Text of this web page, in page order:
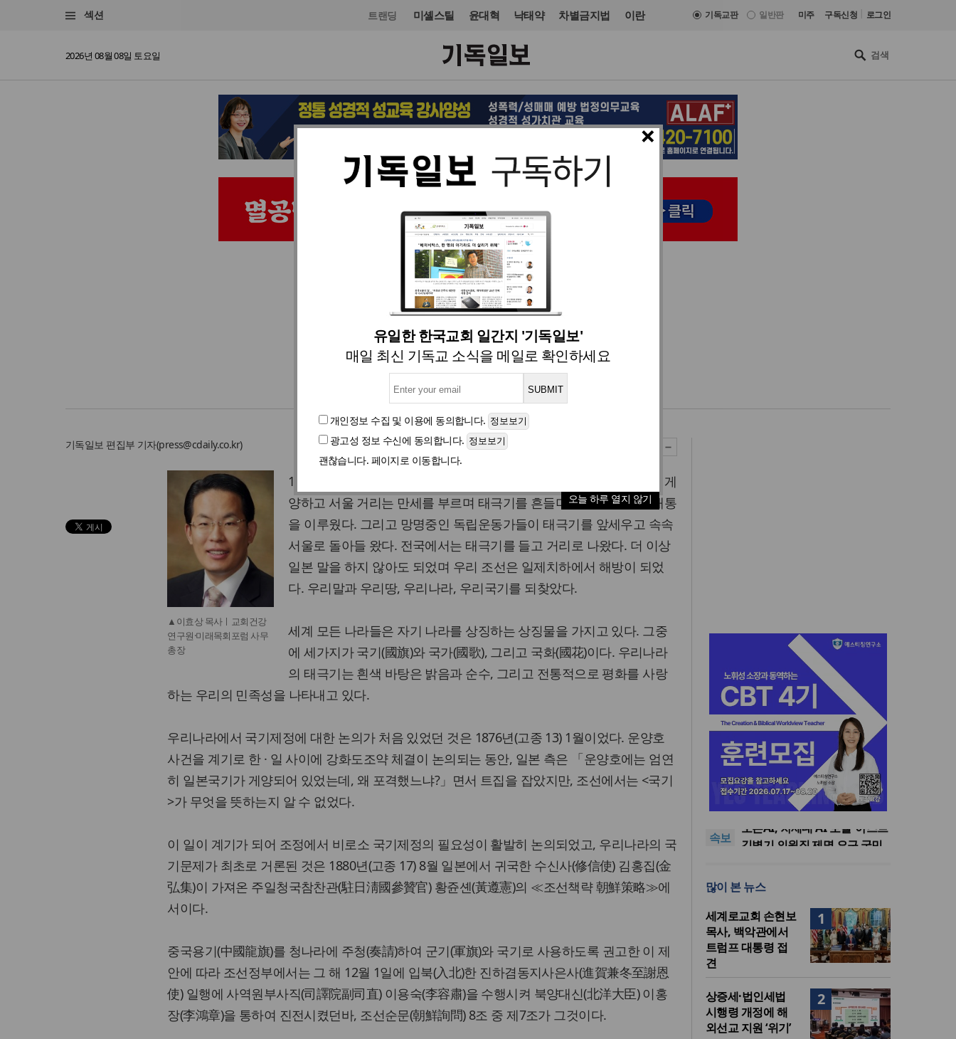
섹션 트랜딩 미셸스틸 윤대혁 낙태약 차별금지법 이란 기독교판 일반판 미주 구독신청 로그인
2026년 08월 08일 토요일
×
유일한 한국교회 일간지 '기독일보'
매일 최신 기독교 소식을 메일로 확인하세요
개인정보 수집 및 이용에 동의합니다.
광고성 정보 수신에 동의합니다.
괜찮습니다. 페이지로 이동합니다.
오늘 하루 열지 않기
교회일반 칼럼 입력 2016. 08. 05 22:06
[기고] 8.15 해방과 태극기 달기
이효상 목사(미래목회포럼 사무총장)
기독일보 편집부 기자(press@cdaily.co.kr)
▲이효상 목사ㅣ교회건강
연구원·미래목회포럼 사무
총장
1945년8월15일 남산에서 일장기를 내리고 애국운동가들이 태극기를 게
양하고 서울 거리는 만세를 부르며 태극기를 흔들며 몇날 몇달을 북새통
을 이루웠다. 그리고 망명중인 독립운동가들이 태극기를 앞세우고 속속
서울로 돌아들 왔다. 전국에서는 태극기를 들고 거리로 나왔다. 더 이상
일본 말을 하지 않아도 되었며 우리 조선은 일제치하에서 해방이 되었
다. 우리말과 우리땅, 우리나라, 우리국기를 되찾았다.
세계 모든 나라들은 자기 나라를 상징하는 상징물을 가지고 있다. 그중
에 세가지가 국기(國旗)와 국가(國歌), 그리고 국화(國花)이다. 우리나라
의 태극기는 흰색 바탕은 밝음과 순수, 그리고 전통적으로 평화를 사랑
하는 우리의 민족성을 나타내고 있다.
우리나라에서 국기제정에 대한 논의가 처음 있었던 것은 1876년(고종 13) 1월이었다. 운양호
사건을 계기로 한 · 일 사이에 강화도조약 체결이 논의되는 동안, 일본 측은 「운양호에는 엄연
히 일본국기가 게양되어 있었는데, 왜 포격했느냐?」면서 트집을 잡았지만, 조선에서는 <국기
>가 무엇을 뜻하는지 알 수 없었다.
이 일이 계기가 되어 조정에서 비로소 국기제정의 필요성이 활발히 논의되었고, 우리나라의 국
기문제가 최초로 거론된 것은 1880년(고종 17) 8월 일본에서 귀국한 수신사(修信使) 김홍집(金
弘集)이 가져온 주일청국참찬관(駐日淸國參贊官) 황쥰셴(黃遵憲)의 ≪조선책략 朝鮮策略≫에
서이다.
중국용기(中國龍旗)를 청나라에 주청(奏請)하여 군기(軍旗)와 국기로 사용하도록 권고한 이 제
안에 따라 조선정부에서는 그 해 12월 1일에 입북(入北)한 진하겸동지사은사(進賀兼冬至謝恩
使) 일행에 사역원부사직(司譯院副司直) 이용숙(李容肅)을 수행시켜 북양대신(北洋大臣) 이홍
장(李鴻章)을 통하여 진전시켰던바, 조선순문(朝鮮詢問) 8조 중 제7조가 그것이다.
속보
기감 이대위, 감신대 도서관에
퀴어서적 ‘별도 부스’ 마련 조치
2026년 상반기 탈북민 입국 63
소
라’ 일부 활동 중단… “중대한 사
김병기 의원직 제명 요구 국민
위한 국가적 자산”
퀴어서적 ‘별도 부스’ 마련 조치
2026년 상반기 탈북민 입국 63
명… 전년 동기 대비 34.4% 감
소
많이 본 뉴스
1
세계로교회 손현보
목사, 백악관에서
트럼프 대통령 접
견
2
상증세·법인세법
시행령 개정에 해
외선교 지원 ‘위기’